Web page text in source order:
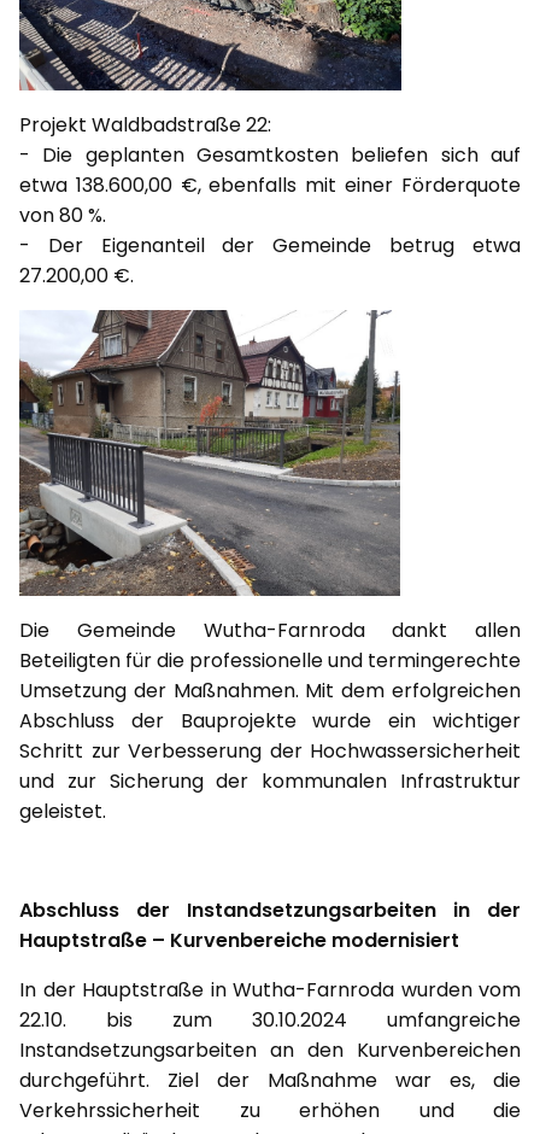
Projekt Waldbadstraße 22:
- Die geplanten Gesamtkosten beliefen sich auf
etwa 138.600,00 €, ebenfalls mit einer Förderquote
von 80 %.
- Der Eigenanteil der Gemeinde betrug etwa
27.200,00 €.
Die Gemeinde Wutha-Farnroda dankt allen
Beteiligten für die professionelle und termingerechte
Umsetzung der Maßnahmen. Mit dem erfolgreichen
Abschluss der Bauprojekte wurde ein wichtiger
Schritt zur Verbesserung der Hochwassersicherheit
und zur Sicherung der kommunalen Infrastruktur
geleistet.
Abschluss der Instandsetzungsarbeiten in der
Hauptstraße – Kurvenbereiche modernisiert
In der Hauptstraße in Wutha-Farnroda wurden vom
22.10. bis zum 30.10.2024 umfangreiche
Instandsetzungsarbeiten an den Kurvenbereichen
durchgeführt. Ziel der Maßnahme war es, die
Verkehrssicherheit zu erhöhen und die